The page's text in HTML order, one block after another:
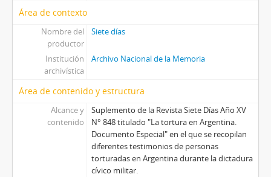
Área de contexto
Nombre del
productor
Siete días
Institución
archivística
Archivo Nacional de la Memoria
Área de contenido y estructura
Alcance y
contenido
Suplemento de la Revista Siete Días Año XV
N° 848 titulado "La tortura en Argentina.
Documento Especial" en el que se recopilan
diferentes testimonios de personas
torturadas en Argentina durante la dictadura
cívico militar.